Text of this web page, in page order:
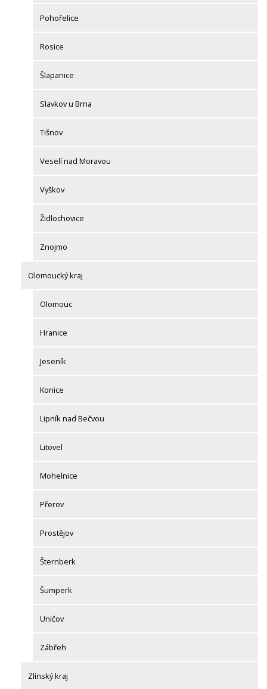
Pohořelice
Rosice
Šlapanice
Slavkov u Brna
Tišnov
Veselí nad Moravou
Vyškov
Židlochovice
Znojmo
Olomoucký kraj
Olomouc
Hranice
Jeseník
Konice
Lipník nad Bečvou
Litovel
Mohelnice
Přerov
Prostějov
Šternberk
Šumperk
Uničov
Zábřeh
Zlínský kraj